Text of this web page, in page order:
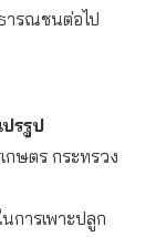
ารณชนต่อไป
รรูป
กษตร กระทรวง
การเพาะปลูก